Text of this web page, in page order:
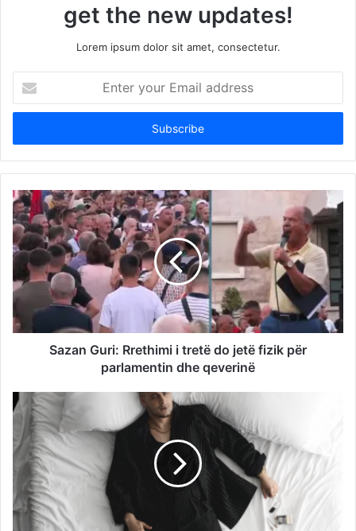
get the new updates!
Lorem ipsum dolor sit amet, consectetur.
your
Email
Sazan Guri: Rrethimi i tretë do jetë fizik për
parlamentin dhe qeverinë